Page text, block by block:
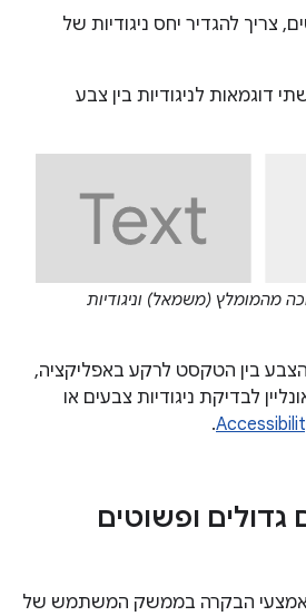
צריך להגדיר יחס ניגודיות של
דוגמאות לניגודיות בין צבע
מהמומלץ (משמאל) וניגודיות
הצבע בין הטקסט לרקע באפליקציה,
לבדיקת ניגודיות צבעים או
.
ופשוטים
אמצעי הבקרה בממשק המשתמש של